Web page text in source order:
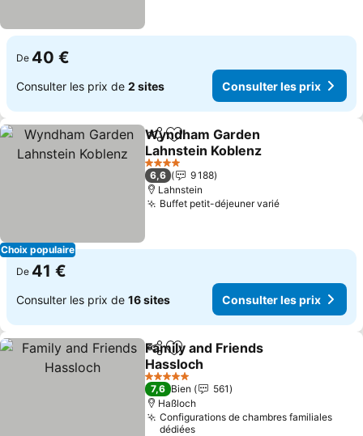
De 40 €
Consulter les prix de 2 sites Consulter les prix
Choix populaire
PartagerAjouter à mes favoris
Wyndham Garden
Lahnstein Koblenz
Consulter les prix
4 Étoiles
6,6
9 188
Lahnstein
Buffet petit-déjeuner variéConsulter
De 41 €
Consulter les prix de 16 sites Consulter les prix
PartagerAjouter à mes favoris
Family and Friends
Hassloch
Consulter les prix
5 Étoiles
7,6 Bien
561
Haßloch
Configurations de chambres familiales
dédiées